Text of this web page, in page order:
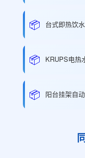
📦 台式即热饮
📦 KRUPS电热
📦 阳台挂架自